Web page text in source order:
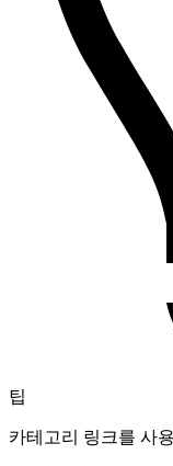
팁
카테고리 링크를 사